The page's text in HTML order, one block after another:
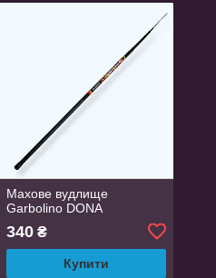
Махове вудлище
Garbolino DONA
340₴
Купити